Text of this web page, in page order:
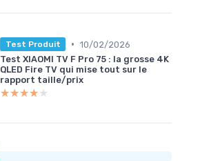
Test Produit • 10/02/2026
Test XIAOMI TV F Pro 75 : la grosse 4K
QLED Fire TV qui mise tout sur le
rapport taille/prix
★★★★★
★★★★★